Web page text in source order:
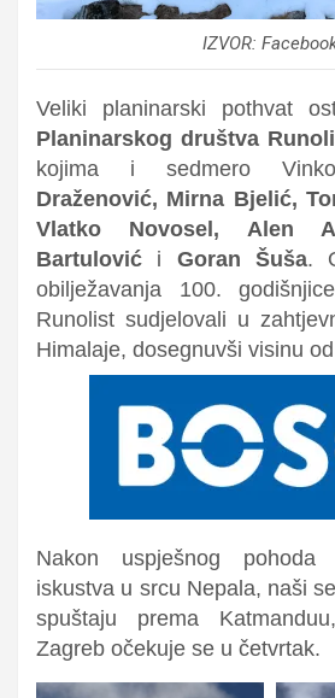
IZVOR:
Veliki planinarski pothvat
Planinarskog društva
kojima i sedmero
Draženović, Mirna Bjelić,
Vlatko Novosel, Alen
Bartulović i Goran Šuša.
obilježavanja 100.
Runolist sudjelovali u
Himalaje, dosegnuvši visinu od
Nakon uspješnog pohoda
iskustva u srcu Nepala, naši
spuštaju prema Katmanduu
Zagreb očekuje se u četvrtak.